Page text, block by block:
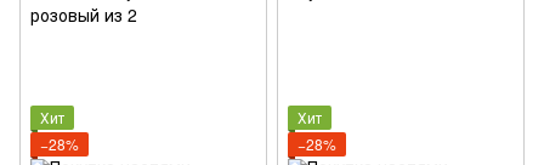
Хит
−28%
Хит
−28%